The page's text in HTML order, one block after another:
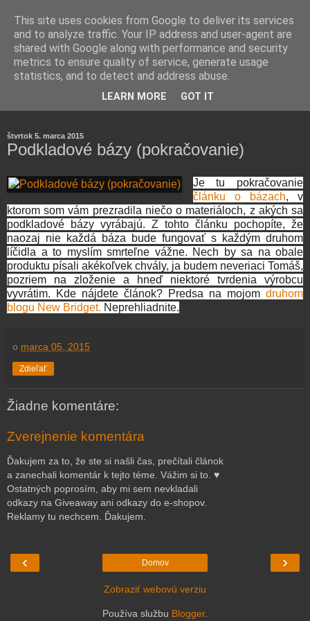
rozoberá témy o zdraví, živote a všetko možné.
štvrtok 5. marca 2015
Podkladové bázy (pokračovanie)
Je tu pokračovanie
článku o bázach, v
ktorom som vám prezradila niečo o materiáloch, z akých sa
podkladové bázy vyrábajú. Z tohto článku pochopíte, že
naozaj nie každá báza bude fungovať s každým druhom
líčidla a to myslím smrteľne vážne. Nech by sa na obale
produktu písali akékoľvek chvály, ja budem neveriaci Tomáš,
pozriem na zloženie a hneď niektoré tvrdenia výrobcu
vyvrátim. Kde nájdete článok? Predsa na mojom druhom
blogu New Bridget. Neprehliadnite.
o marca 05, 2015
Zdieľať
Žiadne komentáre:
Zverejnenie komentára
Ďakujem za to, že ste si našli čas, prečítali článok
a zanechali komentár k tejto téme. Vážim si to. ♥
Ostatných poprosím, aby mi sem nevkladali
odkazy na Giveaway ani odkazy do e-shopov.
Reklamy tu nechcem. Ďakujem.
‹ ›
Domov
Zobraziť webovú verziu
Používa službu Blogger.
This site uses cookies from Google to deliver its services
and to analyze traffic. Your IP address and user-agent are
shared with Google along with performance and security
metrics to ensure quality of service, generate usage
statistics, and to detect and address abuse.
LEARN MORE GOT IT